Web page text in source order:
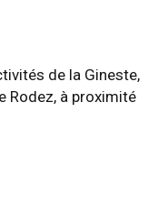
de la Gineste,
Rodez, à proximité